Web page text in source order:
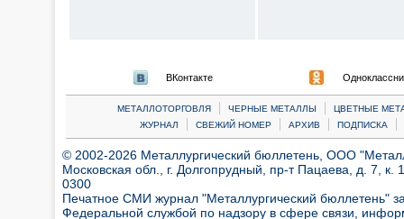
ВКонтакте
МЕТАЛЛОТОРГОВЛЯ | ЧЕРНЫЕ МЕТАЛЛЫ |
ЦВЕТНЫЕ
ЖУРНАЛ
| СВЕЖИЙ НОМЕР | АРХИВ | ПОДПИСКА |
© 2002-2026 Металлургический бюллетень, ООО
Московская обл., г. Долгопрудный, пр-т Пацаева, д. 7,
0300
Печатное СМИ журнал "Металлургический бюллетень"
Федеральной службой по надзору в сфере связи,